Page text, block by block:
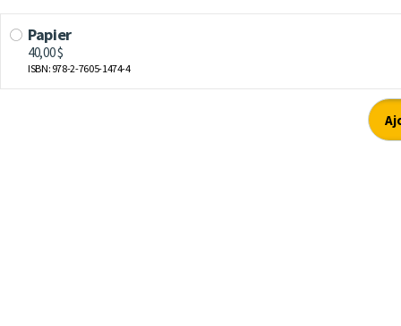
Papier
40,00 $
ISBN: 978-2-7605-1474-4